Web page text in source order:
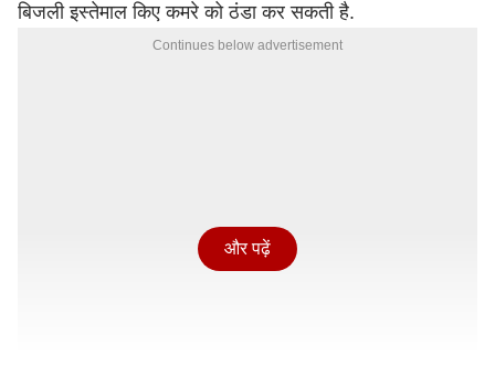
बिजली इस्तेमाल किए कमरे को ठंडा कर सकती है.
Continues below advertisement
और पढ़ें